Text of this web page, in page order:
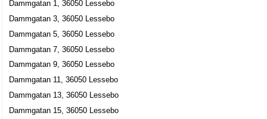
Dammgatan 1, 36050 Lessebo
Dammgatan 3, 36050 Lessebo
Dammgatan 5, 36050 Lessebo
Dammgatan 7, 36050 Lessebo
Dammgatan 9, 36050 Lessebo
Dammgatan 11, 36050 Lessebo
Dammgatan 13, 36050 Lessebo
Dammgatan 15, 36050 Lessebo